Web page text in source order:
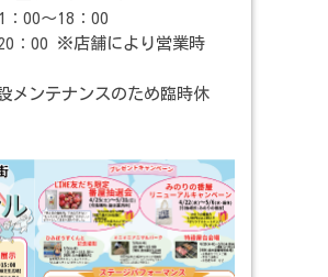
00～18：00
：00 ※店舗により営業時
メンテナンスのため臨時休